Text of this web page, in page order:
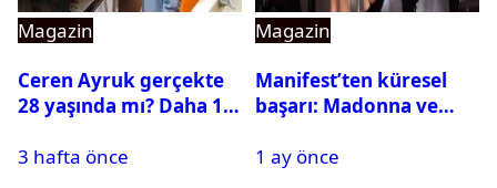
Magazin
Ceren Ayruk gerçekte
28 yaşında mı? Daha 17
3 hafta önce
Magazin
Manifest’ten küresel
başarı: Madonna ve
bıraktı
1 ay önce